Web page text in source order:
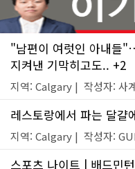
"남편이 여럿인 아내들
지켜낸 기막히고도.. +2
지역: Calgary | 작성자: 사
레스토랑에서 파는 달걀
지역: Calgary | 작성자:
스포츠 나이트 | 배드민